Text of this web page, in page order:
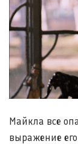
Майкла все
выражение